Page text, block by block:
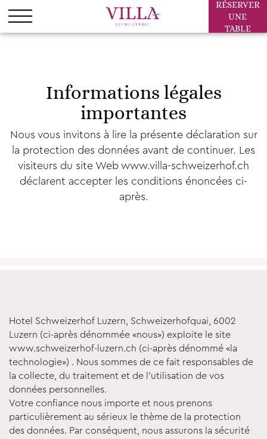
RÉSERVER
UNE
TABLE
Informations légales
importantes
Nous vous invitons à lire la présente déclaration sur
la protection des données avant de continuer. Les
visiteurs du site Web www.villa-schweizerhof.ch
déclarent accepter les conditions énoncées ci-
après.
Hotel Schweizerhof Luzern, Schweizerhofquai, 6002
Luzern (ci-après dénommée «nous») exploite le site
www.schweizerhof-luzern.ch (ci-après dénommé «la
technologie») . Nous sommes de ce fait responsables de
la collecte, du traitement et de l’utilisation de vos
données personnelles.
Votre confiance nous importe et nous prenons
particulièrement au sérieux le thème de la protection
des données. Par conséquent, nous assurons la sécurité